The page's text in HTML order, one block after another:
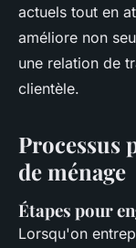
actuels tout en
améliore non
une relation de
clientèle.
Processus
de ménage
Étapes pour
Lorsqu'on